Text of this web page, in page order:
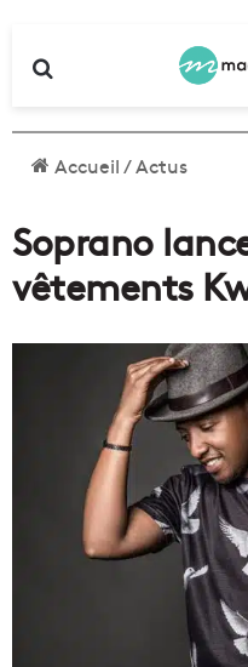
Accueil/Actus
Soprano
vêtements